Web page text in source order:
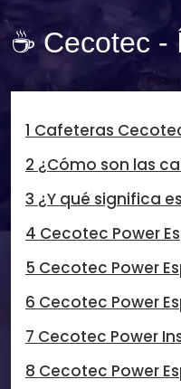
☕ Cecotec -
1 Cafeteras
2 ¿Cómo son las
3 ¿Y qué significa
4 Cecotec Power
5 Cecotec Power
6 Cecotec Power
7 Cecotec Power
8 Cecotec Power